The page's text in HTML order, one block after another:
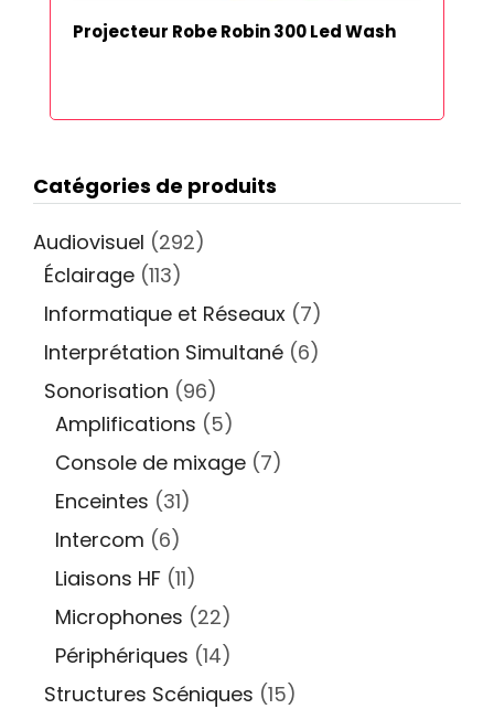
Projecteur Robe Robin 300 Led Wash
Catégories de produits
Audiovisuel (292)
Éclairage (113)
Informatique et Réseaux (7)
Interprétation Simultané (6)
Sonorisation (96)
Amplifications (5)
Console de mixage (7)
Enceintes (31)
Intercom (6)
Liaisons HF (11)
Microphones (22)
Périphériques (14)
Structures Scéniques (15)